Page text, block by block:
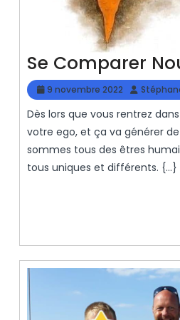
Se Comparer
9 novembre 2022
9
novembre
2022
Dès lors que vous rentrez dans la comparaison, c’est
votre ego, et ça va générer
sommes tous des êtres
tous uniques et différents. {...}